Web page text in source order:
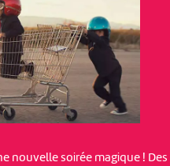
nouvelle soirée magique !